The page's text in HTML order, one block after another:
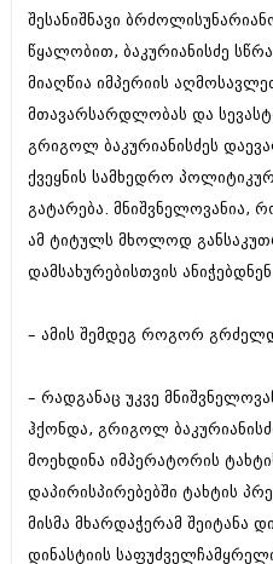
სექტემბერი 2017 (261)
ივლისი 2017 (233)
ივნისი 2017 (265)
მაისი 2017 (216)
აპრილი 2017 (220)
მარტი 2017 (212)
თებერვალი 2017 (205)
იანვარი 2017 (246)
დეკემბერი 2016 (207)
ოქტომბერი 2016 (257)
აგვისტო 2016 (258)
მაისი 2016 (261)
აპრილი 2016 (215)
მარტი 2016 (200)
თებერვალი 2016 (250)
იანვარი 2016 (206)
დეკემბერი 2015 (207)
ნოემბერი 2015 (264)
შესანიშნავი
წყალობით, ბაკურიანისძე
მიაღწია იმპერიის
მთავარსარდლობას და
გრიგოლ ბაკურიანისძეს
ქვეყნის სამხედრო
გატარება. მნიშვნელოვანია,
ამ ტიტულს მხოლოდ
დამსახურებისთვის
– ამის შემდეგ როგორ
– რადგანაც უკვე
ჰქონდა, გრიგოლ
მოეხდინა იმპერატორის
დაპირისპირებებში ტახტის
მისმა მხარდაჭერამ შეიტანა
დინასტიის